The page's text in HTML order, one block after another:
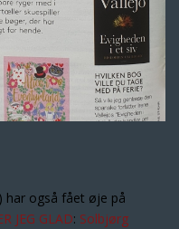
har også fået øje på
JEG GLAD: Solbjørg